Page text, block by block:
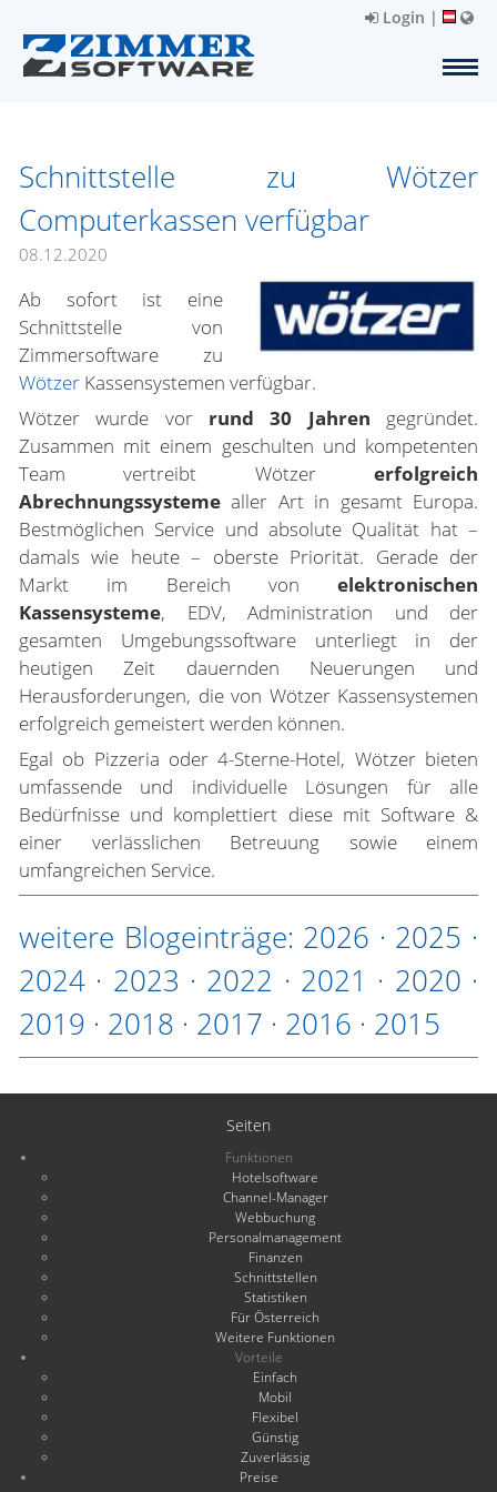
Login |
Schnittstelle zu Wötzer
Computerkassen verfügbar
08.12.2020
Ab sofort ist eine
Schnittstelle von
Zimmersoftware zu
Wötzer Kassensystemen verfügbar.
Wötzer wurde vorrund 30 Jahren gegründet.
Zusammen mit einem geschulten und kompetenten
Team vertreibt Wötzer erfolgreich
Abrechnungssysteme aller Art in gesamt Europa.
Bestmöglichen Service und absolute Qualität hat –
damals wie heute – oberste Priorität. Gerade der
Markt im Bereich von elektronischen
Kassensysteme, EDV, Administration und der
gesamten Umgebungssoftware unterliegt in der
heutigen Zeit dauernden Neuerungen und
Herausforderungen, die von Wötzer Kassensystemen
erfolgreich gemeistert werden können.
Egal ob Pizzeria oder 4-Sterne-Hotel, Wötzer bieten
umfassende und individuelle Lösungen für alle
Bedürfnisse und komplettiert diese mit Software &
einer verlässlichen Betreuung sowie einem
umfangreichen Service.
weitere Blogeinträge: 2026 · 2025 ·
2024 · 2023 · 2022 · 2021 · 2020 ·
2019 · 2018 · 2017 · 2016 · 2015
Seiten
Funktionen
Hotelsoftware
Channel-Manager
Webbuchung
Personalmanagement
Finanzen
Schnittstellen
Statistiken
Für Österreich
Weitere Funktionen
Vorteile
Einfach
Mobil
Flexibel
Günstig
Zuverlässig
Preise